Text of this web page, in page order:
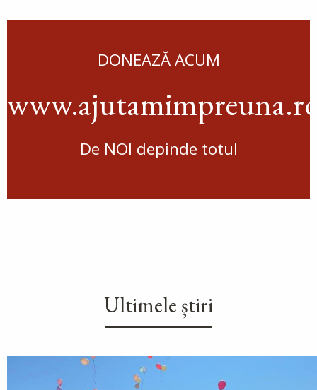
DONEAZĂ ACUM
De NOI depinde totul
Ultimele știri